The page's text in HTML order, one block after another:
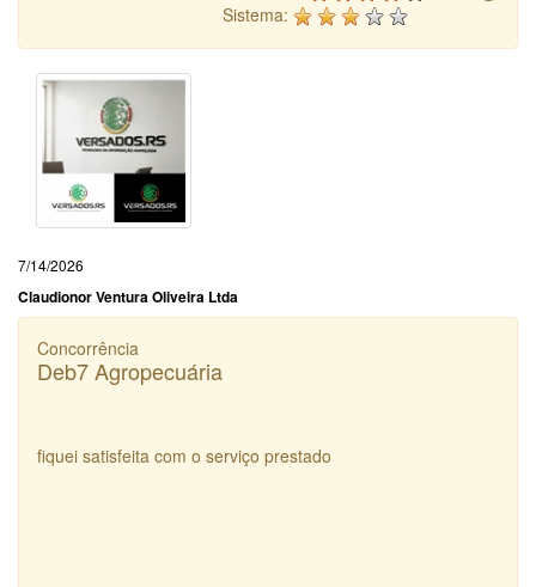
Sistema:
7/14/2026
Claudionor Ventura Oliveira Ltda
Concorrência
Deb7 Agropecuária
fiquei satisfeita com o serviço prestado